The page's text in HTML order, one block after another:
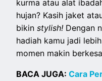
kurma atau alat
hujan? Kasih jaket
bikinstylish! Dengan
hadiah kamu jadi
momen makin
BACA JUGA:Cara